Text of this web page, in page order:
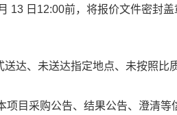
13 日12:00前，将报价文件密封
送达、未送达指定地点、未按照比
项目采购公告、结果公告、澄清